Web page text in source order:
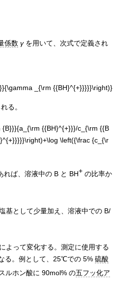
係数 γを用いて、次式で定義され
る。
れば、溶液中の B と BH+の比率か
基として少量加え、溶液中での B/
よって変化する。測定に使用する
る。例として、25℃での 5% 硫酸
ルホン酸に 90mol% の五フッ化ア